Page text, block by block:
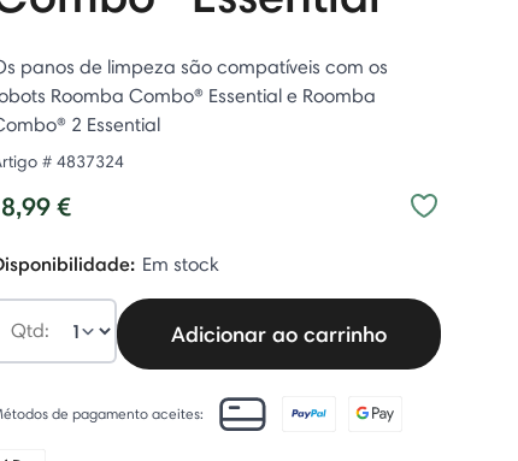
panos de limpeza são compatíveis com os
Roomba Combo® Essential e Roomba
2 Essential
# 4837324
€
Em stock
Qtd: Adicionar ao carrinho
de pagamento aceites: